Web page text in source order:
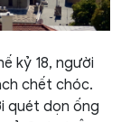
kỷ 18, người
chết chóc.
quét dọn ống